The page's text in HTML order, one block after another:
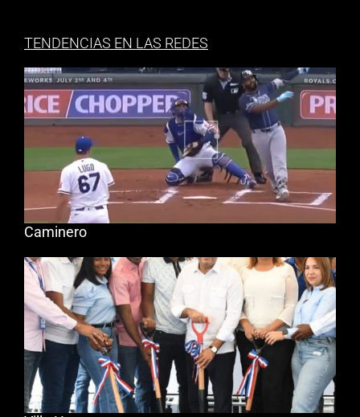
TENDENCIAS EN LAS REDES
Caminero